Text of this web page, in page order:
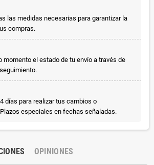
las medidas necesarias para garantizar la
compras.
momento el estado de tu envío a través de
días para realizar tus cambios o
especiales en fechas señaladas.
OPINIONES